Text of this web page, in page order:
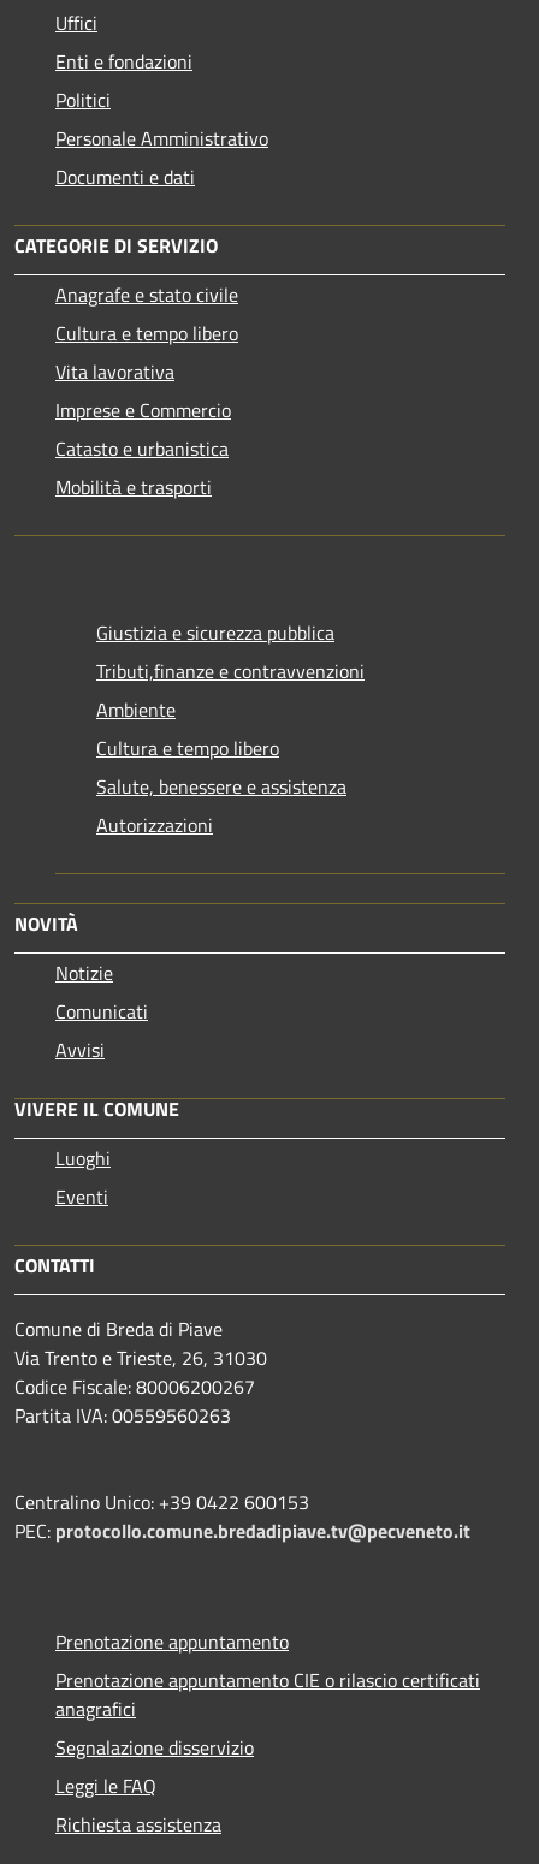
Uffici
Enti e fondazioni
Politici
Personale Amministrativo
Documenti e dati
CATEGORIE DI SERVIZIO
Anagrafe e stato civile
Cultura e tempo libero
Vita lavorativa
Imprese e Commercio
Catasto e urbanistica
Mobilità e trasporti
Giustizia e sicurezza pubblica
Tributi,finanze e contravvenzioni
Ambiente
Cultura e tempo libero
Salute, benessere e assistenza
Autorizzazioni
NOVITÀ
Notizie
Comunicati
Avvisi
VIVERE IL COMUNE
Luoghi
Eventi
CONTATTI
Comune di Breda di Piave
Via Trento e Trieste, 26, 31030
Codice Fiscale: 80006200267
Partita IVA: 00559560263
Centralino Unico: +39 0422 600153
PEC: protocollo.comune.bredadipiave.tv@pecveneto.it
Prenotazione appuntamento
Prenotazione appuntamento CIE o rilascio certificati
anagrafici
Segnalazione disservizio
Leggi le FAQ
Richiesta assistenza